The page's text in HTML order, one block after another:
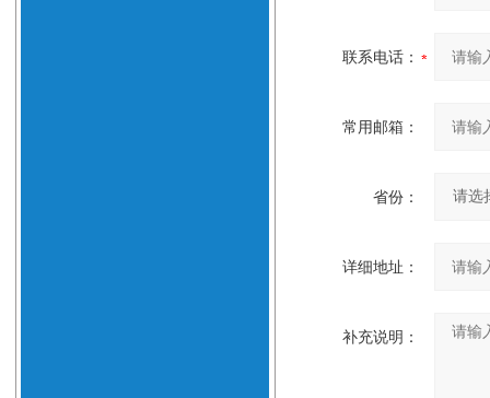
联系电话：
常用邮箱：
省份：
详细地址：
补充说明：